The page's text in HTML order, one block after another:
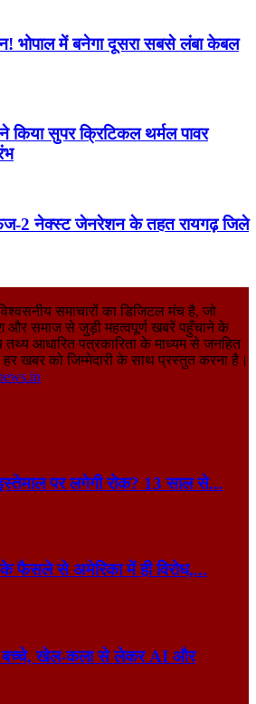
भोपाल में बनेगा दूसरा सबसे लंबा केबल
किया सुपर क्रिटिकल थर्मल पावर
2 नेक्स्ट जेनरेशन के तहत रायगढ़ जिले
समाचारों का डिजिटल मंच है, जो
और समाज से जुड़ी महत्वपूर्ण खबरें पहुँचाने के
तथ्य आधारित पत्रकारिता के माध्यम से जनहित
खबर को जिम्मेदारी के साथ प्रस्तुत करना है।
पर लगेगी रोक? 13 साल से...
फैसले से अमेरिका में ही विरोध,...
खेल-कला से लेकर AI और